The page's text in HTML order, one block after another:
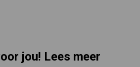
jou! Lees meer